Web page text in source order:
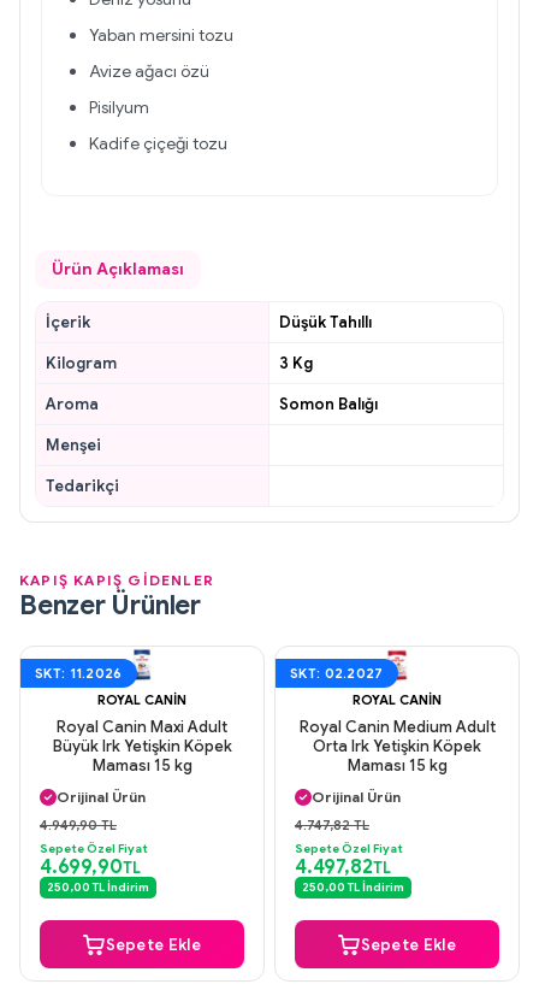
Yaban mersini tozu
Avize ağacı özü
Pisilyum
Kadife çiçeği tozu
Ürün Açıklaması
İçerik
Düşük Tahıllı
Kilogram
3 Kg
Aroma
Somon Balığı
Menşei
Tedarikçi
KAPIŞ KAPIŞ GİDENLER
Benzer Ürünler
SKT: 11.2026
ROYAL CANIN
Royal Canin Maxi Adult
Büyük Irk Yetişkin Köpek
Maması 15 kg
Aynı Gün Kargo
Orijinal Ürün
Güvenli Ödeme
Aynı Gün Kargo
4.949,90 TL
Sepete Özel Fiyat
4.699,90TL
250,00 TL İndirim
Sepete Ekle
SKT: 02.2027
ROYAL CANIN
Royal Canin Medium Adult
Orta Irk Yetişkin Köpek
Maması 15 kg
Aynı Gün Kargo
Orijinal Ürün
Güvenli Ödeme
Aynı Gün Kargo
4.747,82 TL
Sepete Özel Fiyat
4.497,82TL
250,00 TL İndirim
Sepete Ekle